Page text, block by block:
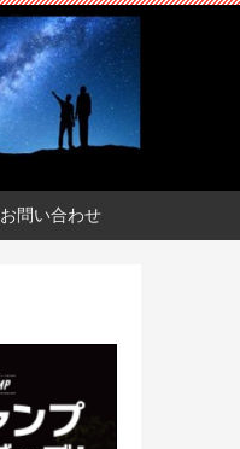
お問い合わせ